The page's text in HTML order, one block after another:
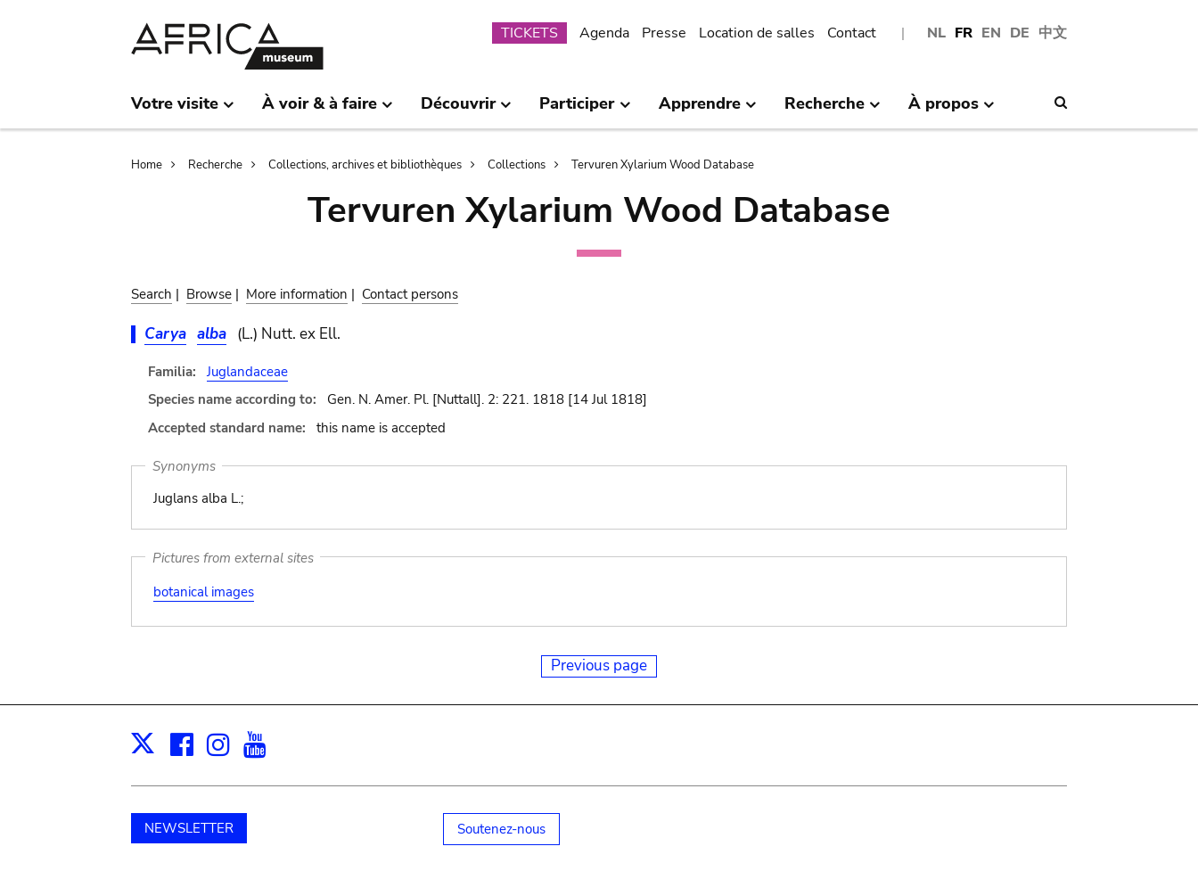
NL FR EN DE 中文
Submenu
TICKETS Agenda Presse Location de salles Contact
Votre visite À voir & à faire Découvrir Participer Apprendre Recherche À propos
Breadcrumb
Home Recherche Collections, archives et bibliothèques Collections Tervuren Xylarium Wood Database
Tervuren Xylarium Wood Database
Search | Browse | More information | Contact persons
Carya alba (L.) Nutt. ex Ell.
Familia:
Juglandaceae
Species name according to:
Gen. N. Amer. Pl. [Nuttall]. 2: 221. 1818 [14 Jul 1818]
Accepted standard name:
this name is accepted
Synonyms
Juglans alba L.;
Pictures from external sites
botanical images
Previous page
X Facebook
Instagram
NEWSLETTER Soutenez-nous